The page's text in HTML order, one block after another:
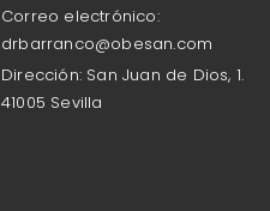
Correo electrónico:
drbarranco@obesan.com
Dirección: San Juan de Dios, 1.
41005 Sevilla